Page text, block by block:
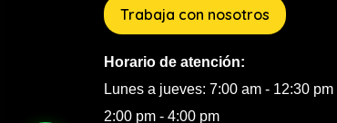
Trabaja con nosotros
Horario de atención:
Lunes a jueves: 7:00 am - 12:30 pm |
2:00 pm - 4:00 pm